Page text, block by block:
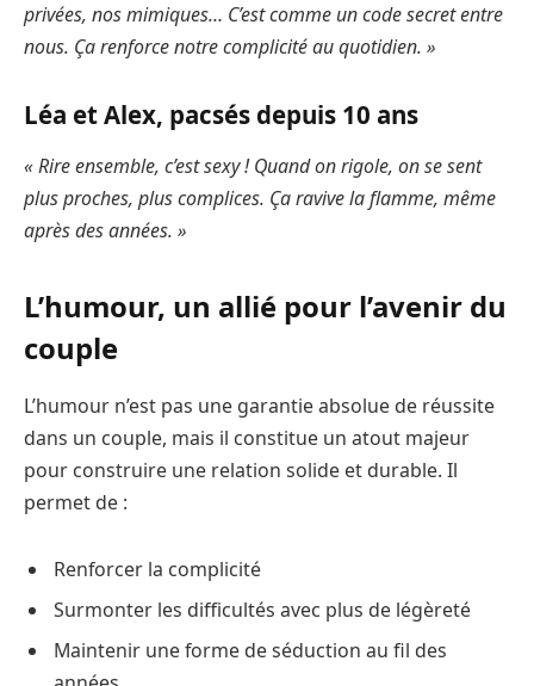
privées, nos mimiques… C’est comme un code secret entre
nous. Ça renforce notre complicité au quotidien. »
Léa et Alex, pacsés depuis 10 ans
« Rire ensemble, c’est sexy ! Quand on rigole, on se sent
plus proches, plus complices. Ça ravive la flamme, même
après des années. »
L’humour, un allié pour l’avenir du
couple
L’humour n’est pas une garantie absolue de réussite
dans un couple, mais il constitue un atout majeur
pour construire une relation solide et durable. Il
permet de :
Renforcer la complicité
Surmonter les difficultés avec plus de légèreté
Maintenir une forme de séduction au fil des